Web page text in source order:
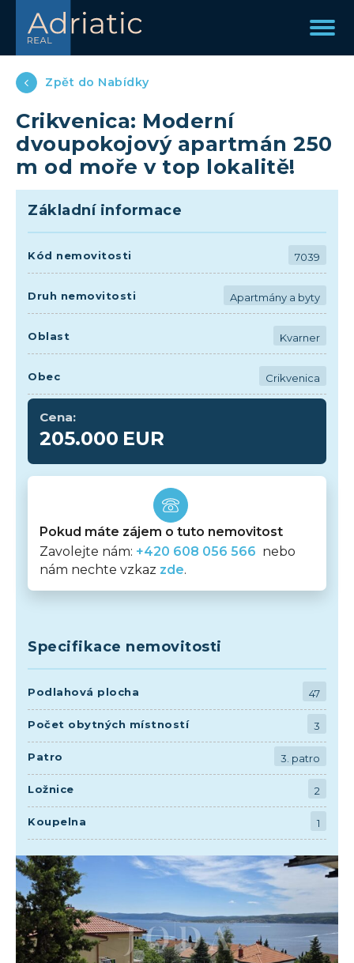
Zpět do Nabídky
Crikvenica: Moderní
dvoupokojový apartmán 250
m od moře v top lokalitě!
Základní informace
Kód nemovitosti 7039
Druh nemovitosti Apartmány a byty
Oblast Kvarner
Obec Crikvenica
Cena:
205.000 EUR
Pokud máte zájem o tuto nemovitost
Zavolejte nám: +420 608 056 566 nebo
nám nechte vzkaz zde.
Specifikace nemovitosti
Podlahová plocha 47
Počet obytných místností 3
Patro 3. patro
Ložnice 2
Koupelna 1